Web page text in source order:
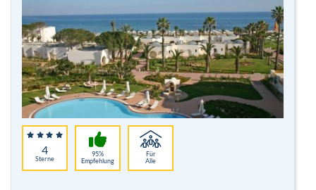
4
Sterne
95%
Empfehlung
Für
Alle